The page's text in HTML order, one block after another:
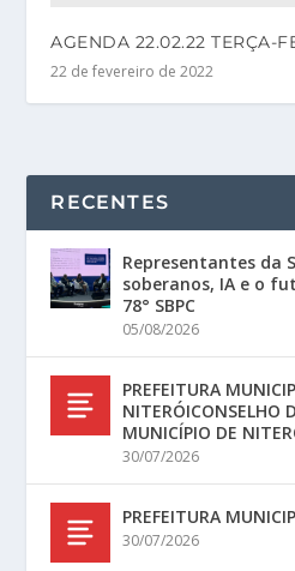
AGENDA 22.02.22 TERÇA-
22 de fevereiro de 2022
RECENTES
Representantes da
soberanos, IA e o
78° SBPC
05/08/2026
PREFEITURA
NITERÓICONSELHO
MUNICÍPIO DE
30/07/2026
PREFEITURA
30/07/2026